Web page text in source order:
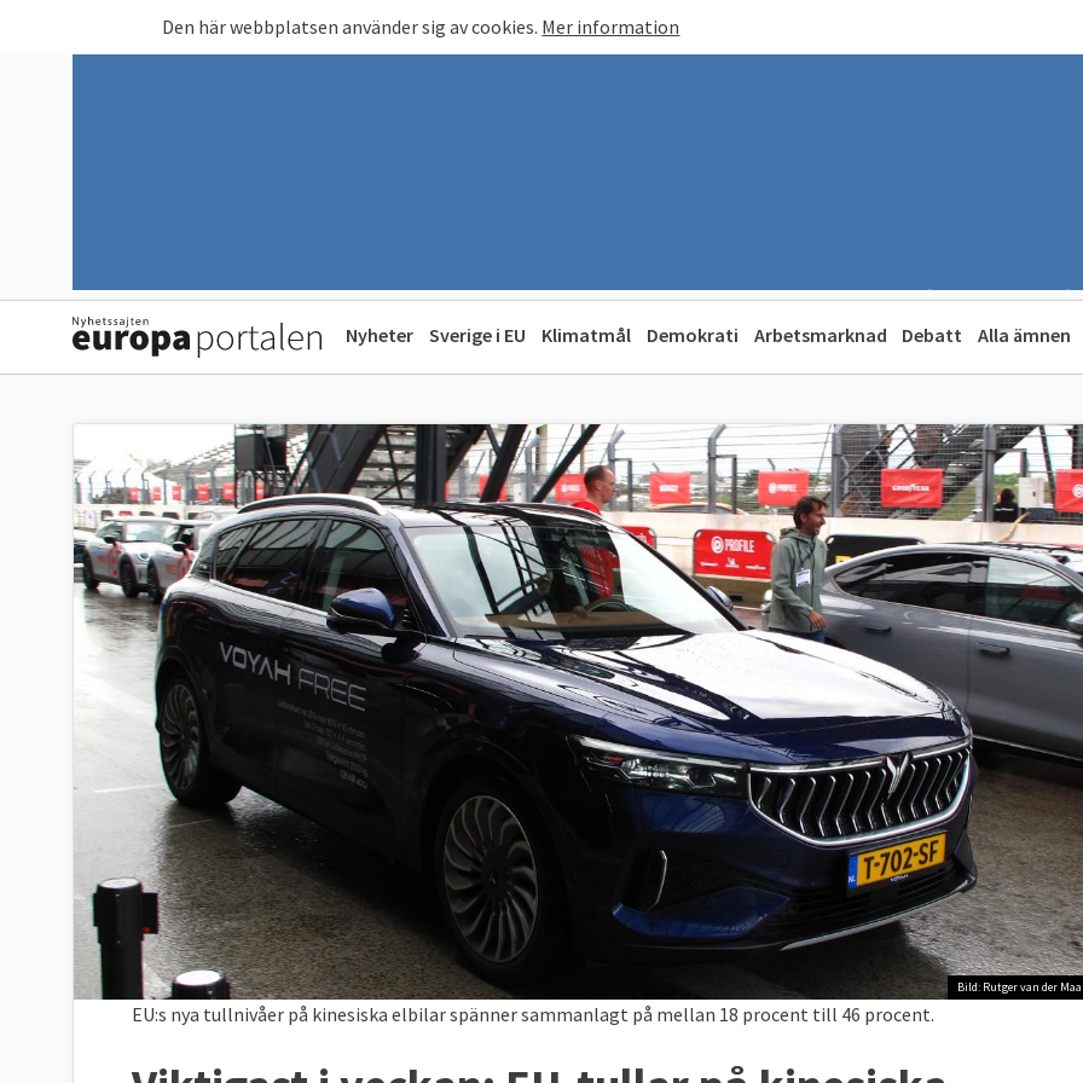
Den här webbplatsen använder sig av cookies. Mer information
Nyheter Sverige i EU Klimatmål Demokrati Arbetsmarknad Debatt Alla ämnen
Bild: Rutger van der
EU:s nya tullnivåer på kinesiska elbilar spänner sammanlagt på mellan 18 procent till 46 procent.